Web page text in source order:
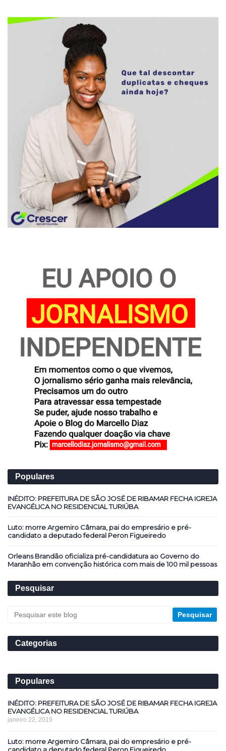
Populares
INÉDITO: PREFEITURA DE SÃO JOSÉ DE RIBAMAR FECHA IGREJA
EVANGÉLICA NO RESIDENCIAL TURIÚBA
Luto: morre Argemiro Câmara, pai do empresário e pré-
candidato a deputado federal Peron Figueiredo
Orleans Brandão oficializa pré-candidatura ao Governo do
Maranhão em convenção histórica com mais de 100 mil pessoas
Pesquisar
Categorias
Populares
INÉDITO: PREFEITURA DE SÃO JOSÉ DE RIBAMAR FECHA IGREJA
EVANGÉLICA NO RESIDENCIAL TURIÚBA
janeiro 22, 2019
Luto: morre Argemiro Câmara, pai do empresário e pré-